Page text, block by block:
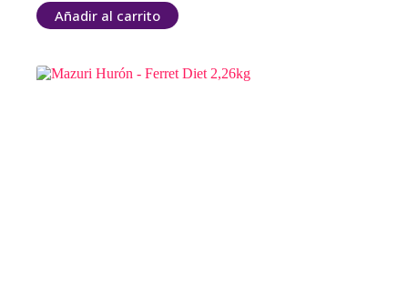
Añadir al carrito